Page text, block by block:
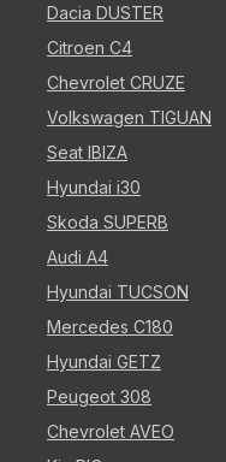
Dacia DUSTER
Citroen C4
Chevrolet CRUZE
Volkswagen TIGUAN
Seat IBIZA
Hyundai i30
Skoda SUPERB
Audi A4
Hyundai TUCSON
Mercedes C180
Hyundai GETZ
Peugeot 308
Chevrolet AVEO